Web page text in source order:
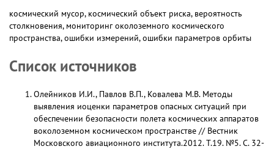
космический мусор, космический объект риска, вероятность
столкновения, мониторинг околоземного космического
пространства, ошибки измерений, ошибки параметров орбиты
Список источников
Олейников И.И., Павлов В.П., Ковалева М.В. Методы
выявления иоценки параметров опасных ситуаций при
обеспечении безопасности полета космических аппаратов
воколоземном космическом пространстве // Вестник
Московского авиационного института.2012. Т.19. №5. С. 32-